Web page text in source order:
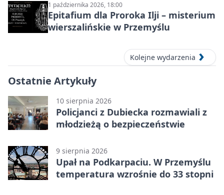
1 października 2026, 18:00
Epitafium dla Proroka Ilji – misterium
wierszalińskie w Przemyślu
Kolejne wydarzenia
Ostatnie Artykuły
10 sierpnia 2026
Policjanci z Dubiecka rozmawiali z
młodzieżą o bezpieczeństwie
9 sierpnia 2026
Upał na Podkarpaciu. W Przemyślu
temperatura wzrośnie do 33 stopni